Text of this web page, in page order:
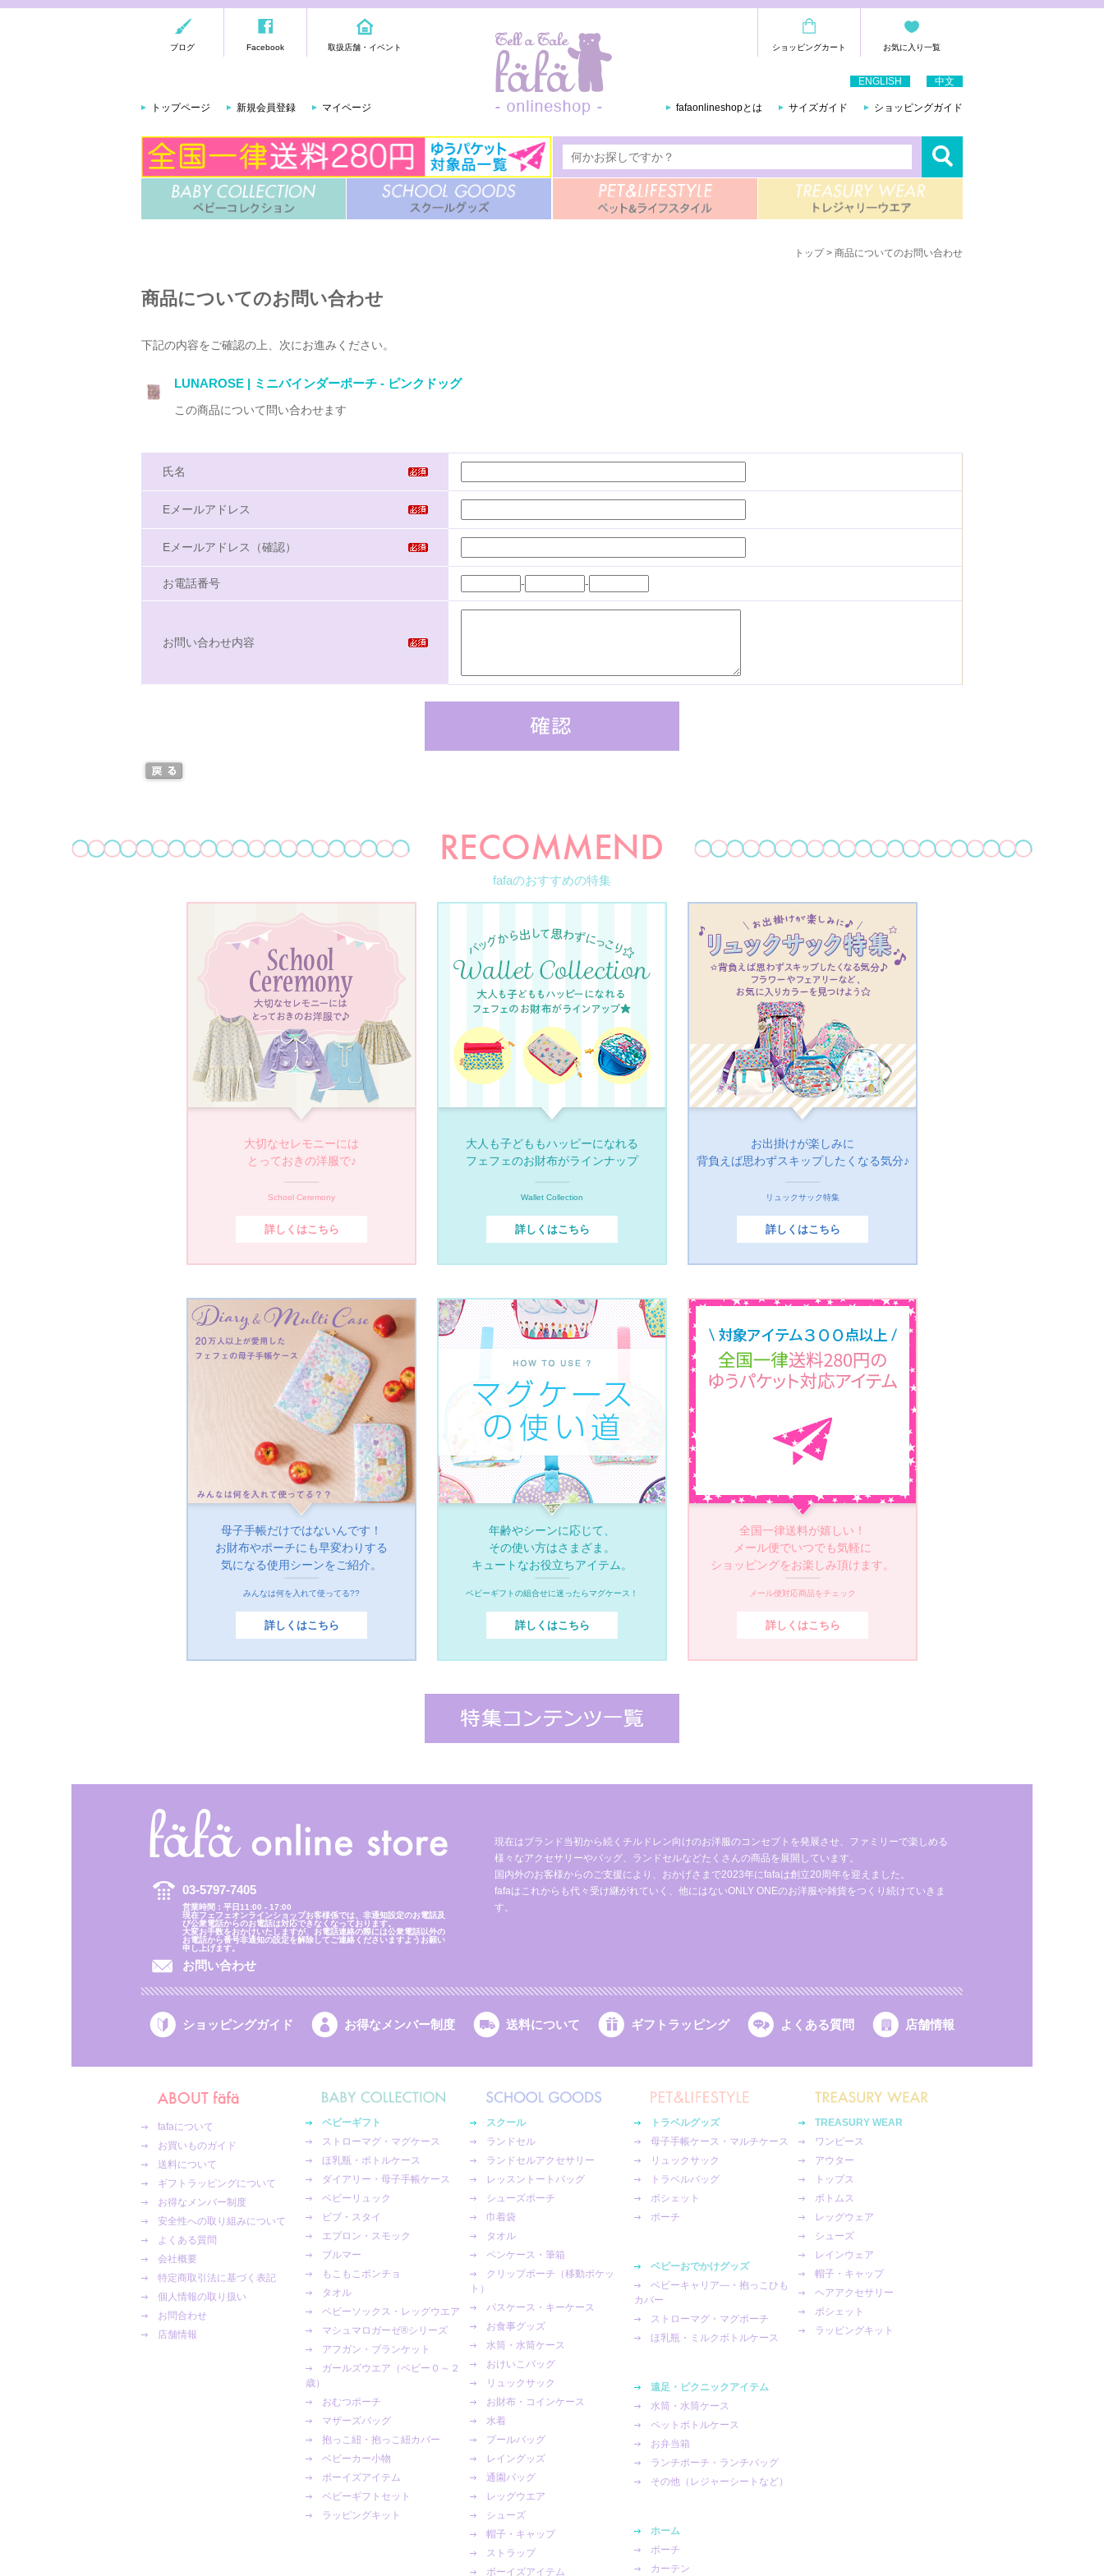
ブログ Facebook 取扱店舗・イベント ショッピングカート お気に入り一覧
ENGLISH 中文
トップページ 新規会員登録 マイページ fafaonlineshopとは サイズガイド ショッピングガイド
トップ> 商品についてのお問い合わせ
商品についてのお問い合わせ
下記の内容をご確認の上、次にお進みください。
LUNAROSE | ミニバインダーポーチ - ピンクドッグ
この商品について問い合わせます
氏名
Eメールアドレス
Eメールアドレス（確認）
お電話番号 - -
お問い合わせ内容
fafaのおすすめの特集
大切なセレモニーには
とっておきの洋服で♪
School Ceremony
詳しくはこちら
大人も子どももハッピーになれる
フェフェのお財布がラインナップ
Wallet Collection
詳しくはこちら
お出掛けが楽しみに
背負えば思わずスキップしたくなる気分♪
リュックサック特集
詳しくはこちら
母子手帳だけではないんです！
お財布やポーチにも早変わりする
気になる使用シーンをご紹介。
みんなは何を入れて使ってる??
詳しくはこちら
年齢やシーンに応じて、
その使い方はさまざま。
キュートなお役立ちアイテム。
ベビーギフトの組合せに迷ったらマグケース！
詳しくはこちら
全国一律送料が嬉しい！
メール便でいつでも気軽に
ショッピングをお楽しみ頂けます。
メール便対応商品をチェック
詳しくはこちら
03-5797-7405
営業時間：平日11:00 - 17:00
現在フェフェオンラインショップお客様係では、非通知設定のお電話及
び公衆電話からのお電話は対応できなくなっております。
大変お手数をおかけいたしますが、お電話連絡の際には公衆電話以外の
お電話から番号非通知の設定を解除してご連絡くださいますようお願い
申し上げます。
お問い合わせ
現在はブランド当初から続くチルドレン向けのお洋服のコンセプトを発展させ、ファミリーで楽しめる
様々なアクセサリーやバッグ、ランドセルなどたくさんの商品を展開しています。
国内外のお客様からのご支援により、おかげさまで2023年にfafaは創立20周年を迎えました。
fafaはこれからも代々受け継がれていく、他にはないONLY ONEのお洋服や雑貨をつくり続けていきま
す。
ショッピングガイド お得なメンバー制度 送料について ギフトラッピング よくある質問 店舗情報
fafaについて
お買いものガイド
送料について
ギフトラッピングについて
お得なメンバー制度
安全性への取り組みについて
よくある質問
会社概要
特定商取引法に基づく表記
個人情報の取り扱い
お問合わせ
店舗情報
ベビーギフト
ストローマグ・マグケース
ほ乳瓶・ボトルケース
ダイアリー・母子手帳ケース
ベビーリュック
ビブ・スタイ
エプロン・スモック
ブルマー
もこもこポンチョ
タオル
ベビーソックス・レッグウエア
マシュマロガーゼ®︎シリーズ
アフガン・ブランケット
ガールズウエア（ベビー０～２
歳）
おむつポーチ
マザーズバッグ
抱っこ紐・抱っこ紐カバー
ベビーカー小物
ボーイズアイテム
ベビーギフトセット
ラッピングキット
スクール
ランドセル
ランドセルアクセサリー
レッスントートバッグ
シューズポーチ
巾着袋
タオル
ペンケース・筆箱
クリップポーチ（移動ポケッ
ト）
パスケース・キーケース
お食事グッズ
水筒・水筒ケース
おけいこバッグ
リュックサック
お財布・コインケース
水着
プールバッグ
レイングッズ
通園バッグ
レッグウエア
シューズ
帽子・キャップ
ストラップ
ボーイズアイテム
トラベルグッズ
母子手帳ケース・マルチケース
リュックサック
トラベルバッグ
ポシェット
ポーチ
ベビーおでかけグッズ
ベビーキャリア―・抱っこひも
カバー
ストローマグ・マグポーチ
ほ乳瓶・ミルクボトルケース
遠足・ピクニックアイテム
水筒・水筒ケース
ペットボトルケース
お弁当箱
ランチポーチ・ランチバッグ
その他（レジャーシートなど）
ホーム
ポーチ
カーテン
TREASURY WEAR
ワンピース
アウター
トップス
ボトムス
レッグウェア
シューズ
レインウェア
帽子・キャップ
ヘアアクセサリー
ポシェット
ラッピングキット